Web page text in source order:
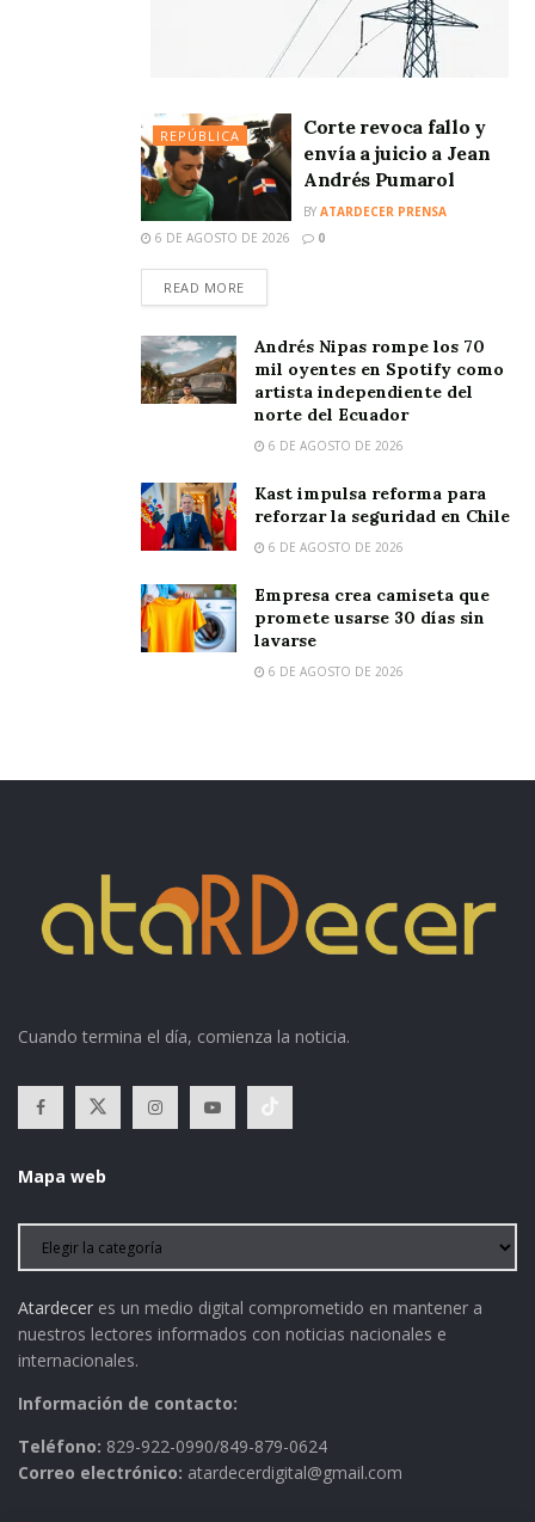
REPÚBLICA
Corte revoca fallo y
envía a juicio a Jean
Andrés Pumarol
BY ATARDECER PRENSA
6 DE AGOSTO DE 2026
0
READ MORE
Andrés Nipas rompe los 70
mil oyentes en Spotify como
artista independiente del
norte del Ecuador
6 DE AGOSTO DE 2026
Kast impulsa reforma para
reforzar la seguridad en Chile
6 DE AGOSTO DE 2026
Empresa crea camiseta que
promete usarse 30 días sin
lavarse
6 DE AGOSTO DE 2026
Cuando termina el día, comienza la noticia.
Mapa web
Atardecer es un medio digital comprometido en mantener a
nuestros lectores informados con noticias nacionales e
internacionales.
Información de contacto:
Teléfono: 829-922-0990/849-879-0624
Correo electrónico: atardecerdigital@gmail.com